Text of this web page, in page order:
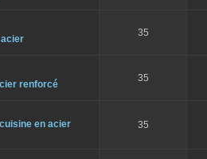
acier
35
renforcé
35
en acier
35